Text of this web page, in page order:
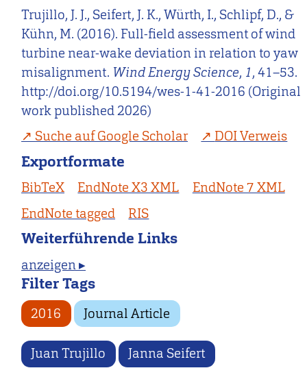
Trujillo, J. J., Seifert, J. K., Würth, I., Schlipf, D., &
Kühn, M. (2016). Full-field assessment of wind
turbine near-wake deviation in relation to yaw
misalignment. Wind Energy Science, 1, 41–53.
http://doi.org/10.5194/wes-1-41-2016 (Original
work published 2026)
Suche auf Google Scholar
DOI Verweis
Exportformate
BibTeX EndNote X3 XML
EndNote 7 XML
EndNote tagged
RIS
Weiterführende Links
anzeigen ▸
Filter Tags
2016 Journal Article
Juan Trujillo Janna Seifert